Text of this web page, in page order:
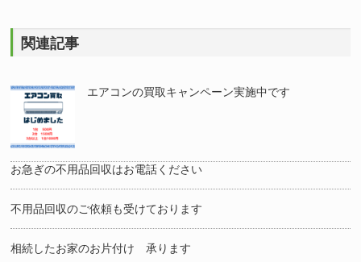
関連記事
エアコンの買取キャンペーン実施中です
お急ぎの不用品回収はお電話ください
不用品回収のご依頼も受けております
相続したお家のお片付け 承ります